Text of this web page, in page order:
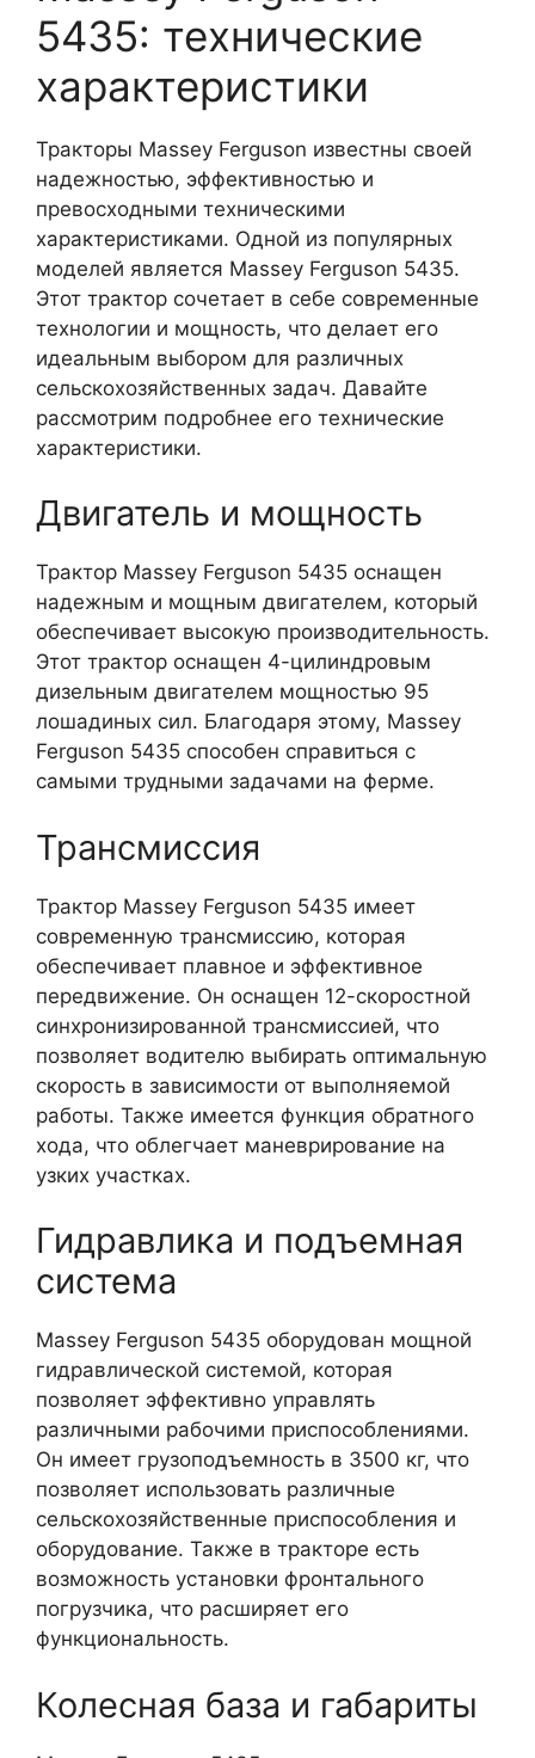
5435: технические
характеристики
Тракторы Massey Ferguson известны своей
надежностью, эффективностью и
превосходными техническими
характеристиками. Одной из популярных
моделей является Massey Ferguson 5435.
Этот трактор сочетает в себе современные
технологии и мощность, что делает его
идеальным выбором для различных
сельскохозяйственных задач. Давайте
рассмотрим подробнее его технические
характеристики.
Двигатель и мощность
Трактор Massey Ferguson 5435 оснащен
надежным и мощным двигателем, который
обеспечивает высокую производительность.
Этот трактор оснащен 4-цилиндровым
дизельным двигателем мощностью 95
лошадиных сил. Благодаря этому, Massey
Ferguson 5435 способен справиться с
самыми трудными задачами на ферме.
Трансмиссия
Трактор Massey Ferguson 5435 имеет
современную трансмиссию, которая
обеспечивает плавное и эффективное
передвижение. Он оснащен 12-скоростной
синхронизированной трансмиссией, что
позволяет водителю выбирать оптимальную
скорость в зависимости от выполняемой
работы. Также имеется функция обратного
хода, что облегчает маневрирование на
узких участках.
Гидравлика и подъемная
система
Massey Ferguson 5435 оборудован мощной
гидравлической системой, которая
позволяет эффективно управлять
различными рабочими приспособлениями.
Он имеет грузоподъемность в 3500 кг, что
позволяет использовать различные
сельскохозяйственные приспособления и
оборудование. Также в тракторе есть
возможность установки фронтального
погрузчика, что расширяет его
функциональность.
Колесная база и габариты